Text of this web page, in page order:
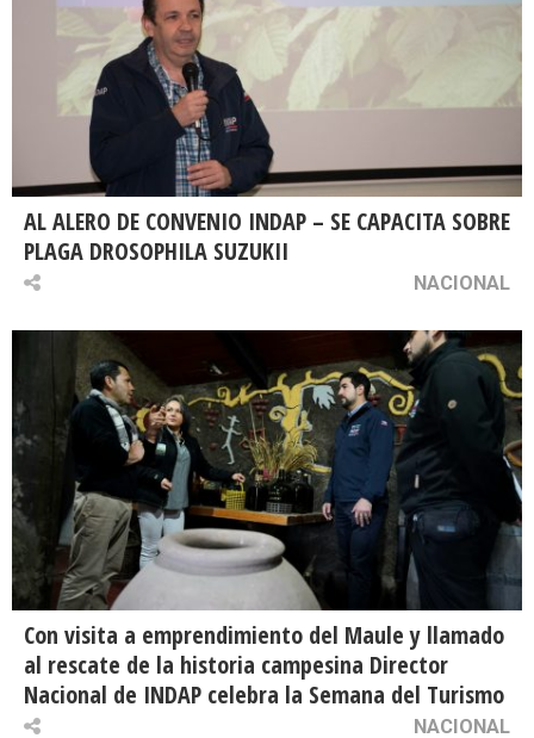
AL ALERO DE CONVENIO INDAP – SE CAPACITA SOBRE
PLAGA DROSOPHILA SUZUKII
NACIONAL
Con visita a emprendimiento del Maule y llamado
al rescate de la historia campesina Director
Nacional de INDAP celebra la Semana del Turismo
NACIONAL